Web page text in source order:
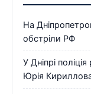
На
обстріли РФ
У Дніпрі
Юрія